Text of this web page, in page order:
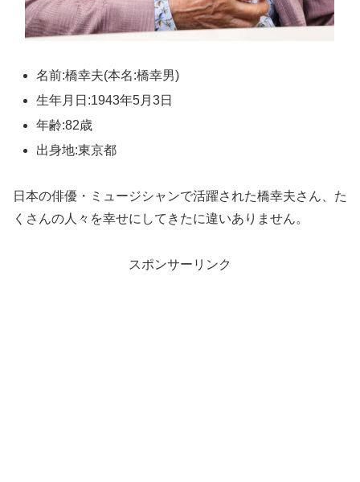
名前:橋幸夫(本名:橋幸男)
生年月日:1943年5月3日
年齢:82歳
出身地:東京都
日本の俳優・ミュージシャンで活躍された橋幸夫さん、た
くさんの人々を幸せにしてきたに違いありません。
スポンサーリンク